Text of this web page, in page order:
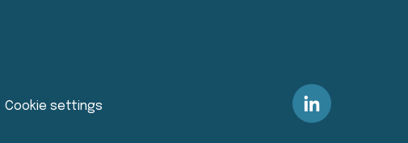
Cookie settings